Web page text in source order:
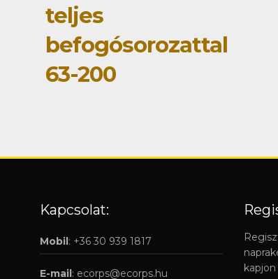
teljes
befogósorozattal
63-200
Kapcsolat:
Mobil: +36 30 939 1817
E-mail: ecorps@ecorps.hu